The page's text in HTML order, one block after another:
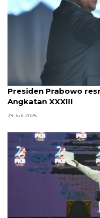
Presiden Prabowo
Angkatan XXXIII
29 Juli 2026